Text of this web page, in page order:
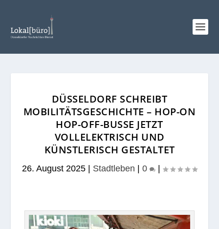
DÜSSELDORF SCHREIBT
MOBILITÄTSGESCHICHTE – HOP-ON
HOP-OFF-BUSSE JETZT
VOLLELEKTRISCH UND
KÜNSTLERISCH GESTALTET
26. August 2025 Stadtleben 0